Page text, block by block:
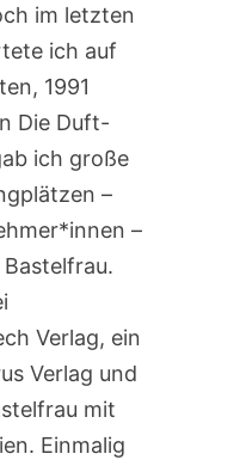
im letzten
ich auf
1991
Die Duft-
ich große
–
–
Verlag, ein
Verlag und
mit
Einmalig